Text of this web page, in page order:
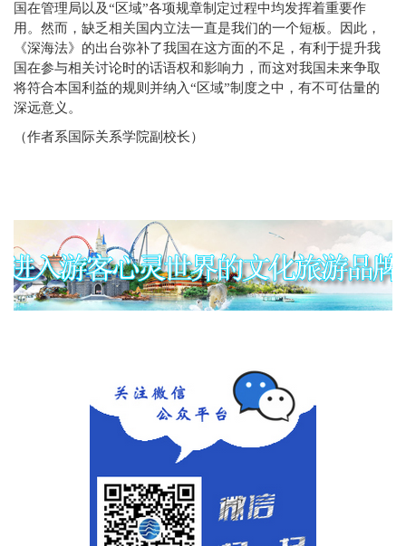
国在管理局以及“区域”各项规章制定过程中均发挥着重要作
用。然而，缺乏相关国内立法一直是我们的一个短板。因此，
《深海法》的出台弥补了我国在这方面的不足，有利于提升我
国在参与相关讨论时的话语权和影响力，而这对我国未来争取
将符合本国利益的规则并纳入“区域”制度之中，有不可估量的
深远意义。
（作者系国际关系学院副校长）